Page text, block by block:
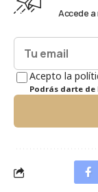
Accede a
Acepto la
Podrás darte